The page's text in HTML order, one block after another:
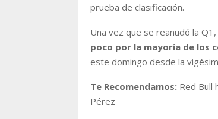
prueba de clasificación.
Una vez que se reanudó la
poco por la mayoría de los
este domingo desde la
Te Recomendamos: Red Bull
Pérez